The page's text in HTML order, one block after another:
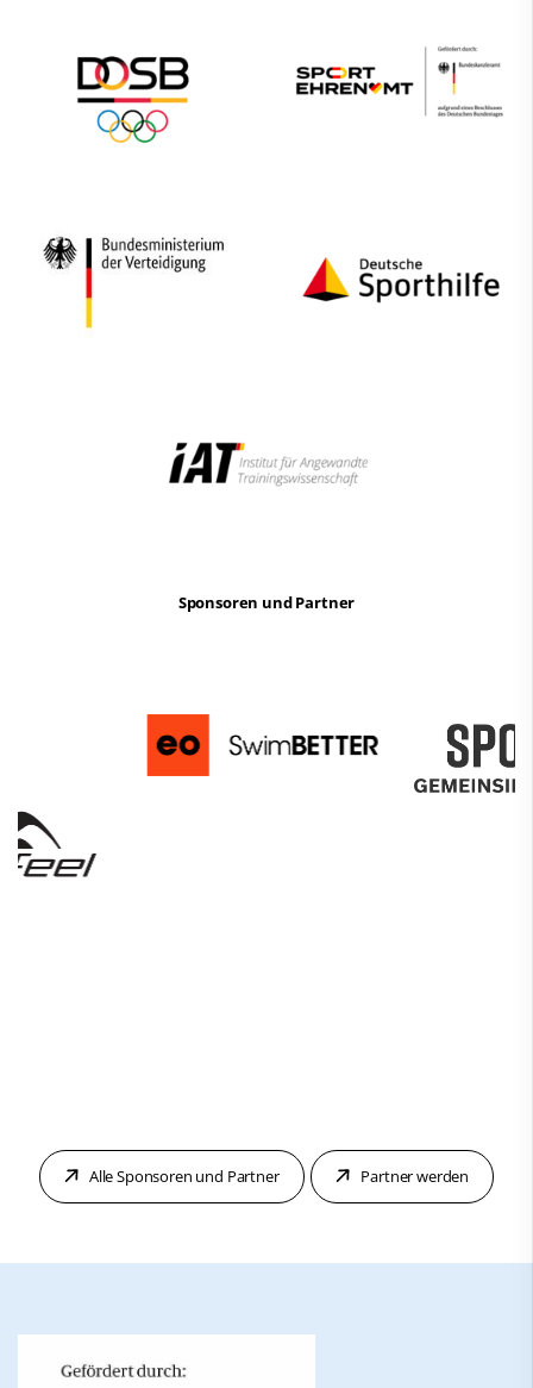
Sponsoren und Partner
Alle Sponsoren und Partner Partner werden